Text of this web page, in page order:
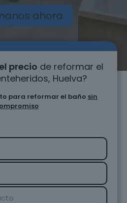
ahora
precio de reformar el
Huelva?
para reformar el baño sin